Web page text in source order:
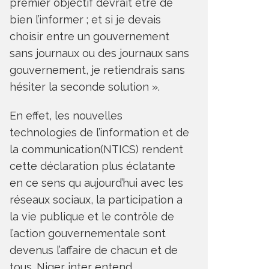
premier objectif devrait être de
bien l’informer ; et si je devais
choisir entre un gouvernement
sans journaux ou des journaux sans
gouvernement, je retiendrais sans
hésiter la seconde solution ».
En effet, les nouvelles
technologies de l’information et de
la communication(NTICS) rendent
cette déclaration plus éclatante
en ce sens qu aujourd’hui avec les
réseaux sociaux, la participation a
la vie publique et le contrôle de
l’action gouvernementale sont
devenus l’affaire de chacun et de